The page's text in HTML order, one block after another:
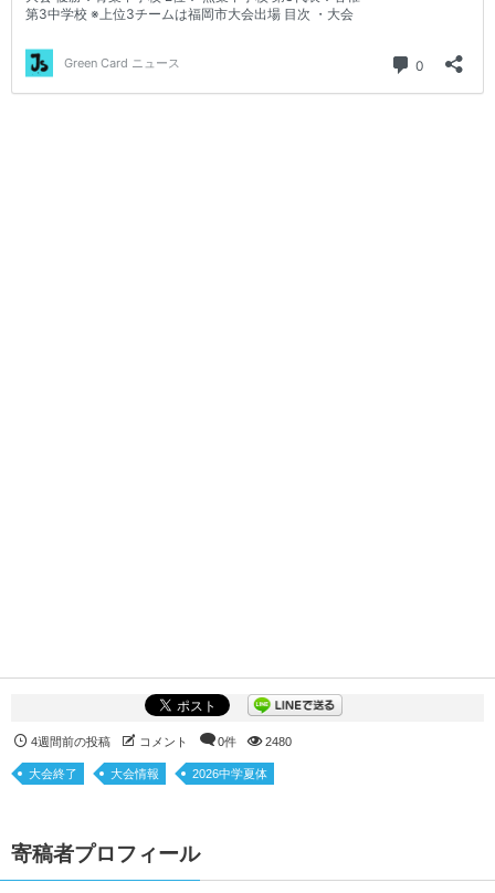
4週間前の投稿 コメント 0件 2480
大会終了 大会情報 2026中学夏体
寄稿者プロフィール